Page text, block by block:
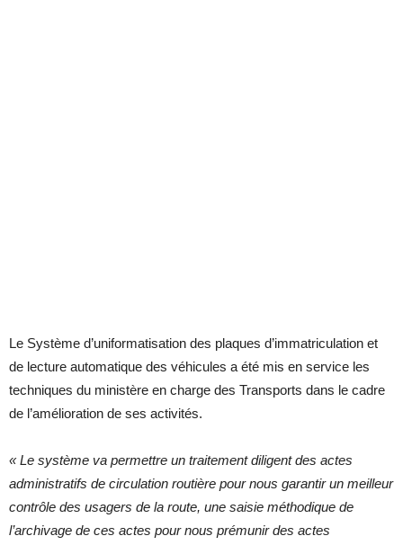
Le Système d’uniformatisation des plaques d’immatriculation et
de lecture automatique des véhicules a été mis en service les
techniques du ministère en charge des Transports dans le cadre
de l’amélioration de ses activités.
« Le système va permettre un traitement diligent des actes
administratifs de circulation routière pour nous garantir un meilleur
contrôle des usagers de la route, une saisie méthodique de
l’archivage de ces actes pour nous prémunir des actes